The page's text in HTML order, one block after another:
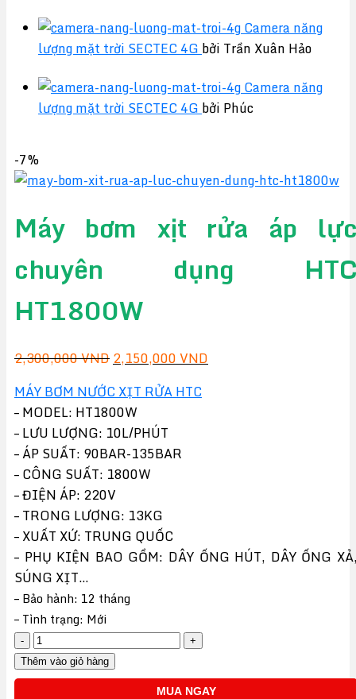
Camera năng
lượng mặt trời SECTEC 4G bởi Trần Xuân Hảo
Camera năng
lượng mặt trời SECTEC 4G bởi Phúc
-7%
Máy bơm xịt rửa áp
chuyên dụng
HT1800W
2,300,000VNDGiá
là:
2,300,000 VND.
2,150,000VND
MÁY BƠM NƯỚC XỊT RỬA HTC
– MODEL: HT1800W
– LƯU LƯỢNG: 10L/PHÚT
– ÁP SUẤT: 90BAR-135BAR
– CÔNG SUẤT: 1800W
– ĐIỆN ÁP: 220V
– TRONG LƯỢNG: 13KG
– XUẤT XỨ: TRUNG QUỐC
– PHỤ KIỆN BAO GỒM: DÂY ỐNG HÚT, DÂY ỐNG
SÚNG XỊT…
– Bảo hành: 12 tháng
– Tình trạng: Mới
Máy
bơm
xịt
Thêm vào giỏ hàng
MUA NGAY